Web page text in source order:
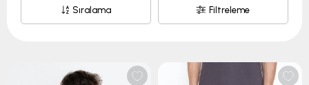
Filtreleme
Sıralama